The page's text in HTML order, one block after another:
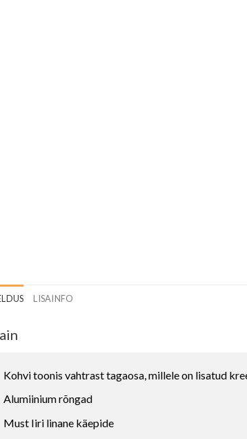
LISAINFO
Kohvi toonis vahtrast tagaosa, millele on lisatud
Alumiinium rõngad
Must Iiri linane käepide